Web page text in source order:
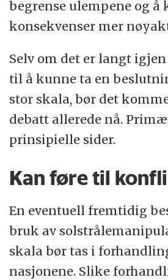
begrense ulempene og å
konsekvenser mer
Selv om det er langt
til å kunne ta en
stor skala, bør det
debatt allerede nå.
prinsipielle sider.
Kan føre til
En eventuell fremtidig
bruk av
skala bør tas i
nasjonene. Slike